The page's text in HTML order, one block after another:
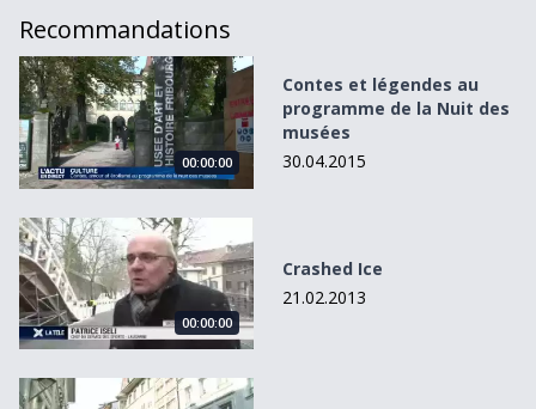
Recommandations
Contes et légendes au programme de la Nuit des musées
00:00:00
Contes et légendes au
programme de la Nuit des
musées
30.04.2015
Crashed Ice
00:00:00
Crashed Ice
21.02.2013
Les Infos du 12.11.12